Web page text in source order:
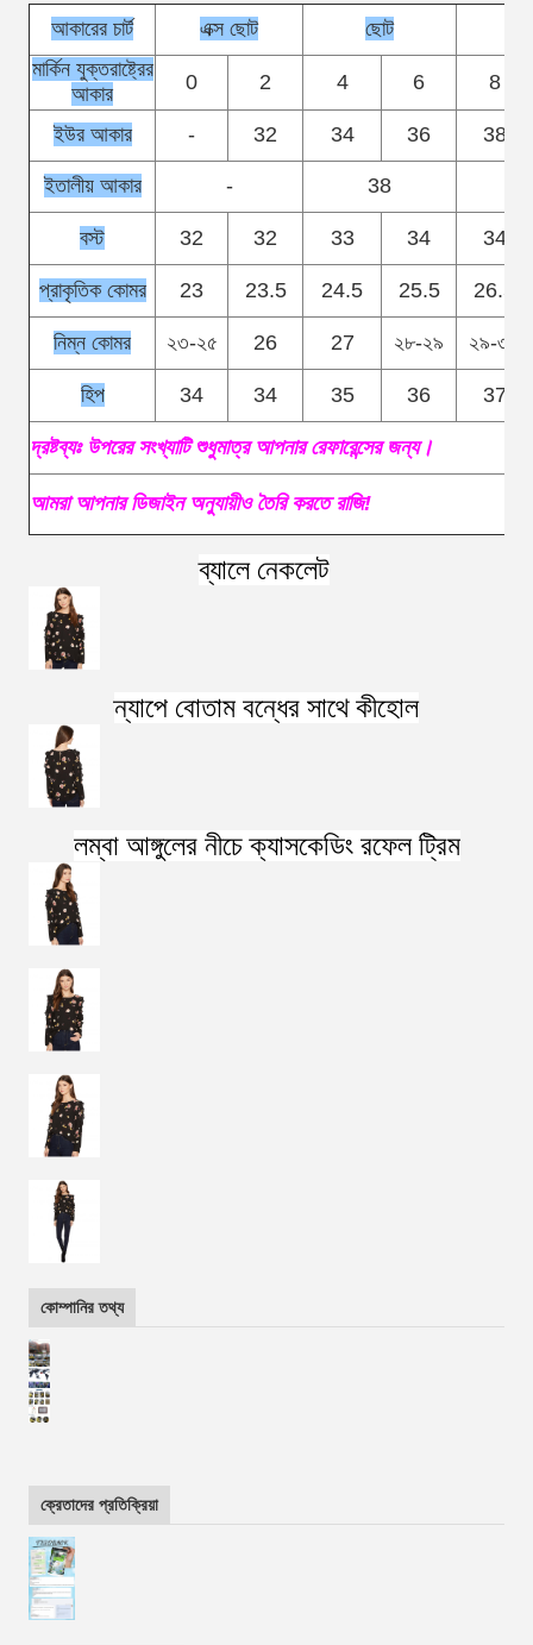
আকারের চার্ট এক্স ছোট ছোট
মার্কিন যুক্তরাষ্ট্রের
আকার
0 2 4 6 8
ইউর আকার - 32 34 36 38
ইতালীয় আকার - 38
বস্ট 32 32 33 34 34
প্রাকৃতিক কোমর 23 23.5 24.5 25.5 26.5
নিম্ন কোমর ২৩-২৫ 26 27 ২৮-২৯ ২৯-৩০
হিপ 34 34 35 36 37
দ্রষ্টব্যঃ উপরের সংখ্যাটি শুধুমাত্র আপনার রেফারেন্সের জন্য।
আমরা আপনার ডিজাইন অনুযায়ীও তৈরি করতে রাজি!
ব্যালে নেকলেট
ন্যাপে বোতাম বন্ধের সাথে কীহোল
লম্বা আঙ্গুলের নীচে ক্যাসকেডিং রফেল ট্রিম
কোম্পানির তথ্য
ক্রেতাদের প্রতিক্রিয়া